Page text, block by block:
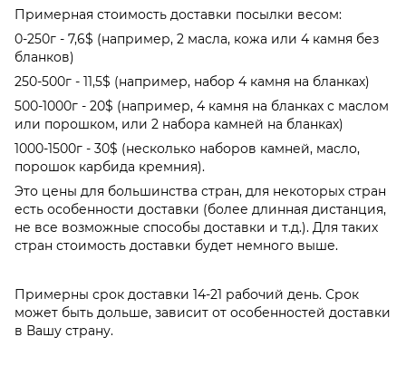
Примерная стоимость доставки посылки весом:
0-250г - 7,6$ (например, 2 масла, кожа или 4 камня без
бланков)
250-500г - 11,5$ (например, набор 4 камня на бланках)
500-1000г - 20$ (например, 4 камня на бланках с маслом
или порошком, или 2 набора камней на бланках)
1000-1500г - 30$ (несколько наборов камней, масло,
порошок карбида кремния).
Это цены для большинства стран, для некоторых стран
есть особенности доставки (более длинная дистанция,
не все возможные способы доставки и т.д.). Для таких
стран стоимость доставки будет немного выше.
Примерны срок доставки 14-21 рабочий день. Срок
может быть дольше, зависит от особенностей доставки
в Вашу страну.